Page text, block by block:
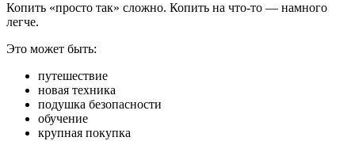
Копить «просто так» сложно. Копить на что-то — намного
легче.
Это может быть:
путешествие
новая техника
подушка безопасности
обучение
крупная покупка